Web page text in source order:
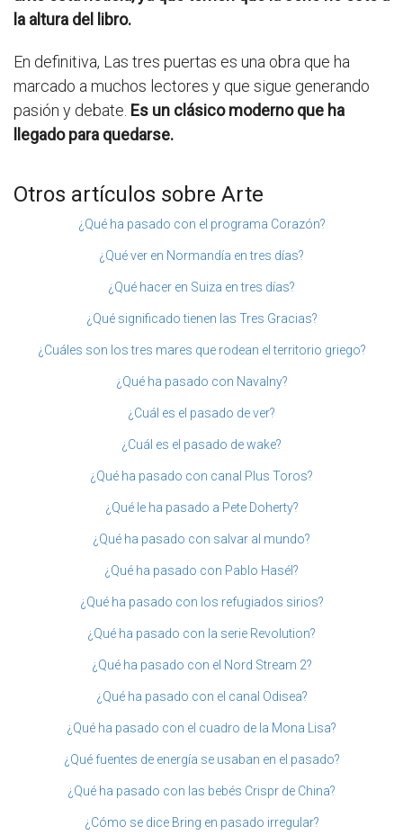
la altura del libro.
En definitiva, Las tres puertas es una obra que ha
marcado a muchos lectores y que sigue generando
pasión y debate. Es un clásico moderno que ha
llegado para quedarse.
Otros artículos sobre Arte
¿Qué ha pasado con el programa Corazón?
¿Qué ver en Normandía en tres días?
¿Qué hacer en Suiza en tres días?
¿Qué significado tienen las Tres Gracias?
¿Cuáles son los tres mares que rodean el territorio griego?
¿Qué ha pasado con Navalny?
¿Cuál es el pasado de ver?
¿Cuál es el pasado de wake?
¿Qué ha pasado con canal Plus Toros?
¿Qué le ha pasado a Pete Doherty?
¿Qué ha pasado con salvar al mundo?
¿Qué ha pasado con Pablo Hasél?
¿Qué ha pasado con los refugiados sirios?
¿Qué ha pasado con la serie Revolution?
¿Qué ha pasado con el Nord Stream 2?
¿Qué ha pasado con el canal Odisea?
¿Qué ha pasado con el cuadro de la Mona Lisa?
¿Qué fuentes de energía se usaban en el pasado?
¿Qué ha pasado con las bebés Crispr de China?
¿Cómo se dice Bring en pasado irregular?